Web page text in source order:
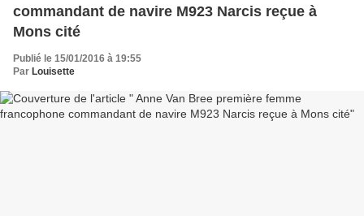
commandant de navire M923 Narcis reçue à
Mons cité
Publié le 15/01/2016 à 19:55
Par Louisette